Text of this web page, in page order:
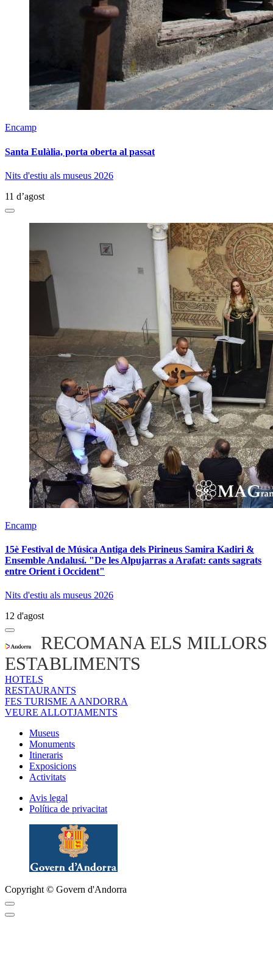
Encamp
Santa Eulàlia, porta oberta al passat
Nits d'estiu als museus 2026
11 d’agost
Encamp
15è Festival de Música Antiga dels Pirineus Samira Kadiri &
Ensemble Andalusí. "De les Alpujarras a Arafat: cants sagrats
entre Orient i Occident"
Nits d'estiu als museus 2026
12 d'agost
RECOMANA ELS MILLORS
ESTABLIMENTS
HOTELS
RESTAURANTS
FES TURISME A ANDORRA
VEURE ALLOTJAMENTS
Museus
Monuments
Itineraris
Exposicions
Activitats
Avis legal
Política de privacitat
Copyright © Govern d'Andorra